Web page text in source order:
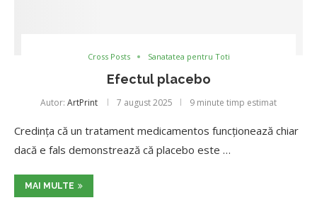
Cross Posts Sanatatea pentru Toti
Efectul placebo
Autor: ArtPrint 7 august 2025 9 minute timp estimat
Credința că un tratament medicamentos funcționează chiar
dacă e fals demonstrează că placebo este …
MAI MULTE